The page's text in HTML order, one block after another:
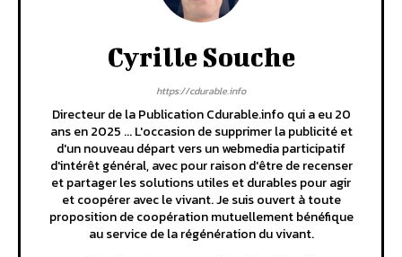
Cyrille Souche
https://cdurable.info
Directeur de la Publication Cdurable.info qui a eu 20
ans en 2025 ... L'occasion de supprimer la publicité et
d'un nouveau départ vers un webmedia participatif
d'intérêt général, avec pour raison d'être de recenser
et partager les solutions utiles et durables pour agir
et coopérer avec le vivant. Je suis ouvert à toute
proposition de coopération mutuellement bénéfique
au service de la régénération du vivant.